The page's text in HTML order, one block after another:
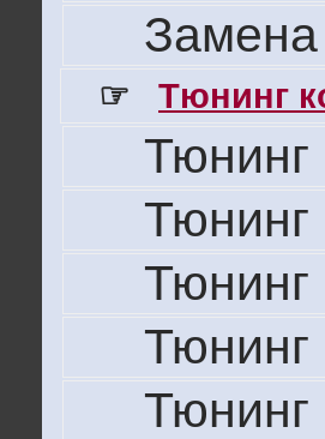
☞ Тюнинг
Тюнинг
Тюнинг
Тюнинг
Тюнинг
Тюнинг